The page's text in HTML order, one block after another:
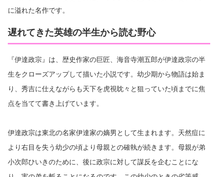
に溢れた名作です。
遅れてきた英雄の半生から読む野心
『伊達政宗』は、歴史作家の巨匠、海音寺潮五郎が伊達政宗の半
生をクローズアップして描いた小説です。幼少期から物語は始ま
り、秀吉に仕えながらも天下を虎視眈々と狙っていた頃までに焦
点を当てて書き上げています。
伊達政宗は東北の名家伊達家の嫡男として生まれます。天然痘に
より右目を失う幼少の頃より母親との確執が続きます。母親が弟
小次郎ひいきのために、後に政宗に対して謀反を企むことにな